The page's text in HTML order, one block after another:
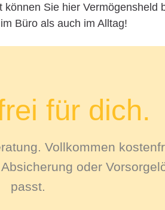
Sie hier Vermögensheld
Büro als auch im Alltag!
für dich.
Vollkommen
oder
passt.